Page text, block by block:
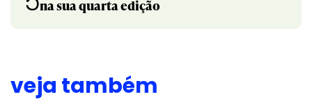
na sua quarta edição
veja também